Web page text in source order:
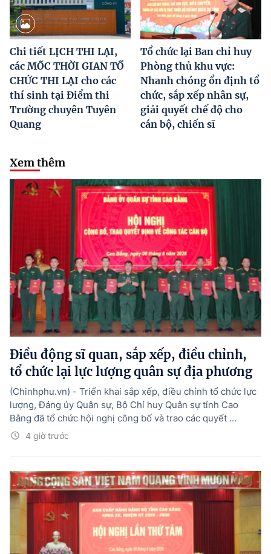
Chi tiết LỊCH THI LẠI,
các MỐC THỜI GIAN TỔ
CHỨC THI LẠI cho các
thí sinh tại Điểm thi
Trường chuyên Tuyên
Quang
Tổ chức lại Ban chỉ huy
Phòng thủ khu vực:
Nhanh chóng ổn định tổ
chức, sắp xếp nhân sự,
giải quyết chế độ cho
cán bộ, chiến sĩ
Xem thêm
Điều động sĩ quan, sắp xếp, điều chỉnh,
tổ chức lại lực lượng quân sự địa phương
4 giờ trước
(Chinhphu.vn) - Triển khai sắp xếp, điều chỉnh tổ chức lực
lượng, Đảng ủy Quân sự, Bộ Chỉ huy Quân sự tỉnh Cao
Bằng đã tổ chức hội nghị công bố và trao các quyết ...